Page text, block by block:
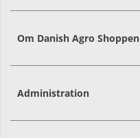
Om Danish Agro Shoppen
Administration